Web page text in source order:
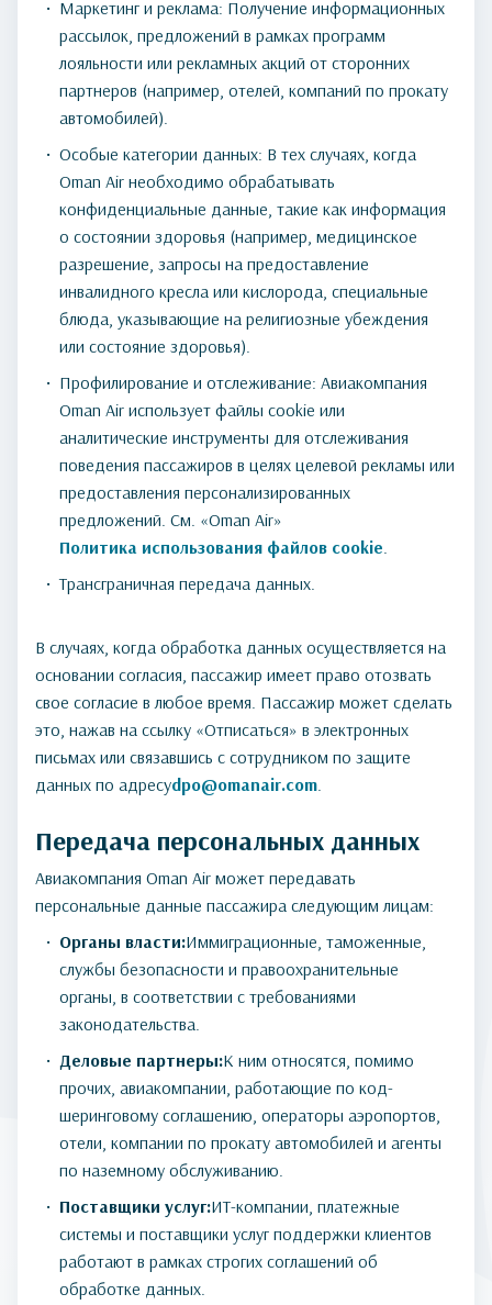
Маркетинг и реклама: Получение информационных
рассылок, предложений в рамках программ
лояльности или рекламных акций от сторонних
партнеров (например, отелей, компаний по прокату
автомобилей).
Особые категории данных: В тех случаях, когда
Oman Air необходимо обрабатывать
конфиденциальные данные, такие как информация
о состоянии здоровья (например, медицинское
разрешение, запросы на предоставление
инвалидного кресла или кислорода, специальные
блюда, указывающие на религиозные убеждения
или состояние здоровья).
Профилирование и отслеживание: Авиакомпания
Oman Air использует файлы cookie или
аналитические инструменты для отслеживания
поведения пассажиров в целях целевой рекламы или
предоставления персонализированных
предложений. См. «Oman Air»
Политика использования файлов cookie.
Трансграничная передача данных.
В случаях, когда обработка данных осуществляется на
основании согласия, пассажир имеет право отозвать
свое согласие в любое время. Пассажир может сделать
это, нажав на ссылку «Отписаться» в электронных
письмах или связавшись с сотрудником по защите
данных по адресуdpo@omanair.com.
Передача персональных данных
Авиакомпания Oman Air может передавать
персональные данные пассажира следующим лицам:
Органы власти:Иммиграционные, таможенные,
службы безопасности и правоохранительные
органы, в соответствии с требованиями
законодательства.
Деловые партнеры:К ним относятся, помимо
прочих, авиакомпании, работающие по код-
шеринговому соглашению, операторы аэропортов,
отели, компании по прокату автомобилей и агенты
по наземному обслуживанию.
Поставщики услуг:ИТ-компании, платежные
системы и поставщики услуг поддержки клиентов
работают в рамках строгих соглашений об
обработке данных.